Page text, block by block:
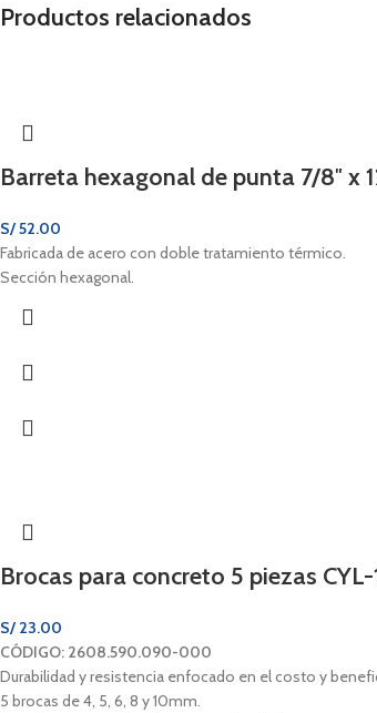
Productos relacionados
Barreta hexagonal de punta 7/8″ x
S/52.00
Fabricada de acero con doble tratamiento térmico.
Sección hexagonal.
Brocas para concreto 5 piezas CYL-
S/ 23.00
CÓDIGO: 2608.590.090-000
Durabilidad y resistencia enfocado en el costo y
5 brocas de 4, 5, 6, 8 y 10mm.